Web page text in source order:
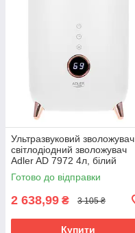
Ультразвуковий зволожувач,
світлодіодний зволожувач
Adler AD 7972 4л, білий
Готово до відправки
2 638,99 ₴ 3 105 ₴
Купити